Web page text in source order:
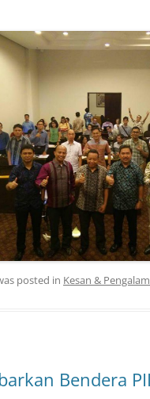
posted in Kesan &
Bendera